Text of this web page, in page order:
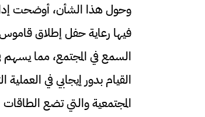
وحول هذا الشأن، أوضحت إدارة
فيها رعاية حفل إطلاق
السمع في المجتمع، مما يسهم
القيام بدور إيجابي في
المجتمعية والتي تضع